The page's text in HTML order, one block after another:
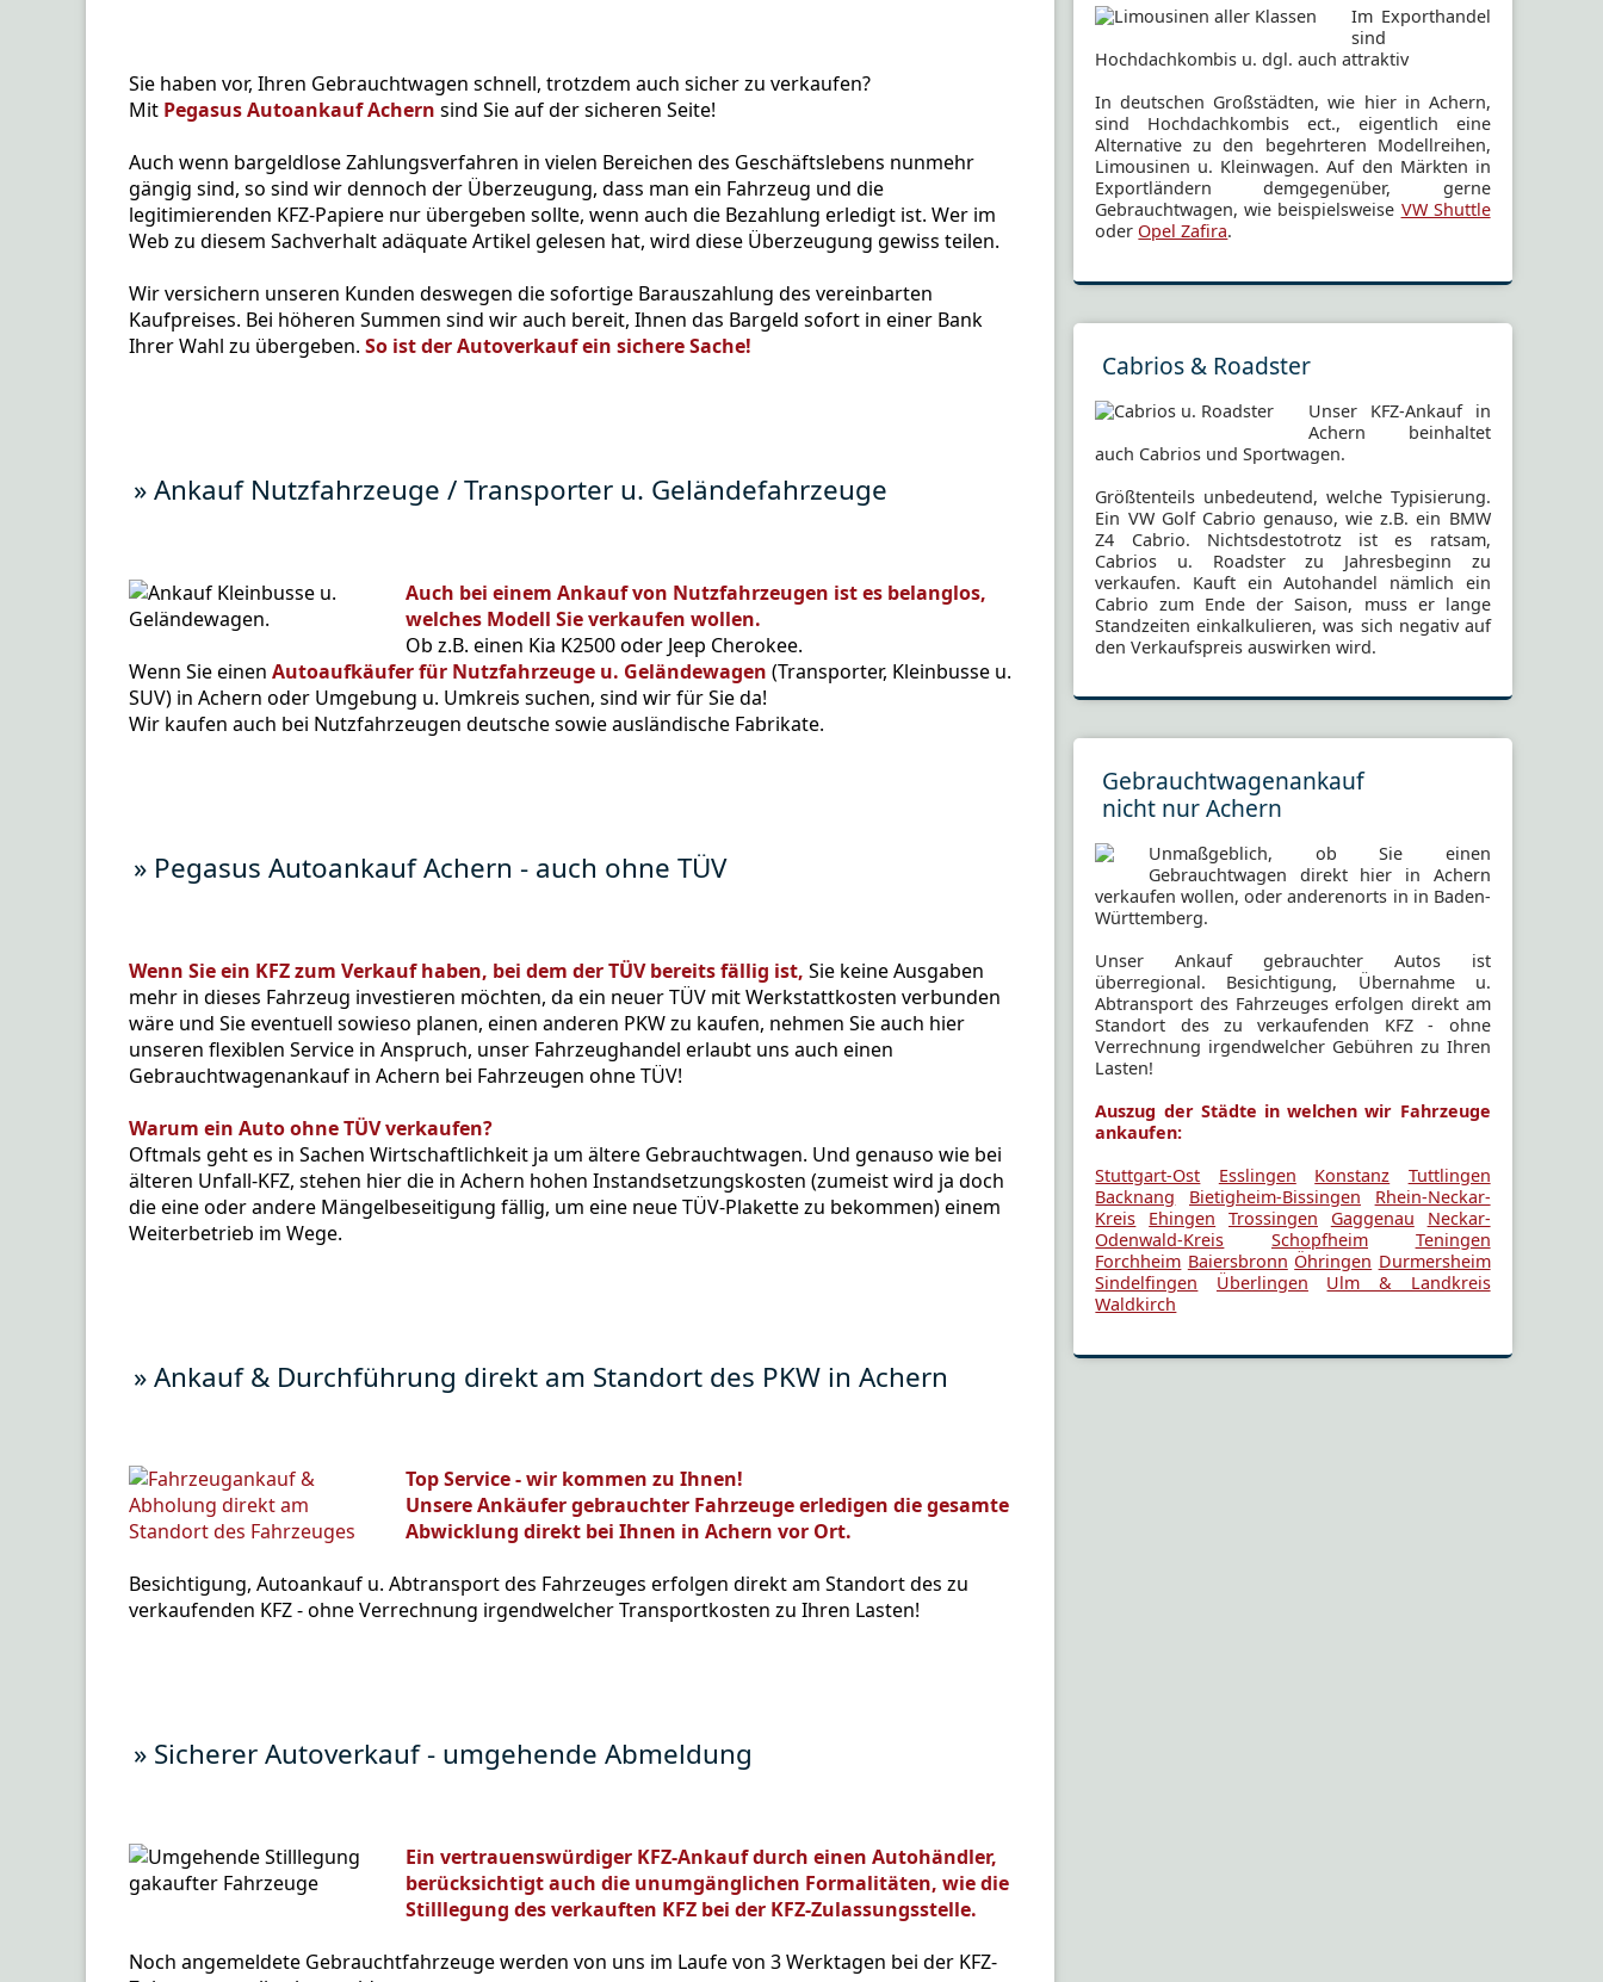
Sie haben vor, Ihren Gebrauchtwagen schnell, trotzdem auch sicher zu verkaufen?
Mit Pegasus Autoankauf Achern sind Sie auf der sicheren Seite!
Auch wenn bargeldlose Zahlungsverfahren in vielen Bereichen des Geschäftslebens nunmehr
gängig sind, so sind wir dennoch der Überzeugung, dass man ein Fahrzeug und die
legitimierenden KFZ-Papiere nur übergeben sollte, wenn auch die Bezahlung erledigt ist. Wer im
Web zu diesem Sachverhalt adäquate Artikel gelesen hat, wird diese Überzeugung gewiss teilen.
Wir versichern unseren Kunden deswegen die sofortige Barauszahlung des vereinbarten
Kaufpreises. Bei höheren Summen sind wir auch bereit, Ihnen das Bargeld sofort in einer Bank
Ihrer Wahl zu übergeben. So ist der Autoverkauf ein sichere Sache!
» Ankauf Nutzfahrzeuge / Transporter u. Geländefahrzeuge
Auch bei einem Ankauf von Nutzfahrzeugen ist es belanglos,
welches Modell Sie verkaufen wollen.
Ob z.B. einen Kia K2500 oder Jeep Cherokee.
Wenn Sie einen Autoaufkäufer für Nutzfahrzeuge u. Geländewagen (Transporter, Kleinbusse u.
SUV) in Achern oder Umgebung u. Umkreis suchen, sind wir für Sie da!
Wir kaufen auch bei Nutzfahrzeugen deutsche sowie ausländische Fabrikate.
» Pegasus Autoankauf Achern - auch ohne TÜV
Wenn Sie ein KFZ zum Verkauf haben, bei dem der TÜV bereits fällig ist, Sie keine Ausgaben
mehr in dieses Fahrzeug investieren möchten, da ein neuer TÜV mit Werkstattkosten verbunden
wäre und Sie eventuell sowieso planen, einen anderen PKW zu kaufen, nehmen Sie auch hier
unseren flexiblen Service in Anspruch, unser Fahrzeughandel erlaubt uns auch einen
Gebrauchtwagenankauf in Achern bei Fahrzeugen ohne TÜV!
Warum ein Auto ohne TÜV verkaufen?
Oftmals geht es in Sachen Wirtschaftlichkeit ja um ältere Gebrauchtwagen. Und genauso wie bei
älteren Unfall-KFZ, stehen hier die in Achern hohen Instandsetzungskosten (zumeist wird ja doch
die eine oder andere Mängelbeseitigung fällig, um eine neue TÜV-Plakette zu bekommen) einem
Weiterbetrieb im Wege.
» Ankauf & Durchführung direkt am Standort des PKW in Achern
Top Service - wir kommen zu Ihnen!
Unsere Ankäufer gebrauchter Fahrzeuge erledigen die gesamte
Abwicklung direkt bei Ihnen in Achern vor Ort.
Besichtigung, Autoankauf u. Abtransport des Fahrzeuges erfolgen direkt am Standort des zu
verkaufenden KFZ - ohne Verrechnung irgendwelcher Transportkosten zu Ihren Lasten!
» Sicherer Autoverkauf - umgehende Abmeldung
Ein vertrauenswürdiger KFZ-Ankauf durch einen Autohändler,
berücksichtigt auch die unumgänglichen Formalitäten, wie die
Stilllegung des verkauften KFZ bei der KFZ-Zulassungsstelle.
Noch angemeldete Gebrauchtfahrzeuge werden von uns im Laufe von 3 Werktagen bei der KFZ-
Im Exporthandel
sind
Hochdachkombis u. dgl. auch attraktiv
In deutschen Großstädten, wie hier in Achern,
sind Hochdachkombis ect., eigentlich eine
Alternative zu den begehrteren Modellreihen,
Limousinen u. Kleinwagen. Auf den Märkten in
Exportländern demgegenüber, gerne
Gebrauchtwagen, wie beispielsweise VW Shuttle
oder Opel Zafira.
Cabrios & Roadster
Unser KFZ-Ankauf in
Achern beinhaltet
auch Cabrios und Sportwagen.
Größtenteils unbedeutend, welche Typisierung.
Ein VW Golf Cabrio genauso, wie z.B. ein BMW
Z4 Cabrio. Nichtsdestotrotz ist es ratsam,
Cabrios u. Roadster zu Jahresbeginn zu
verkaufen. Kauft ein Autohandel nämlich ein
Cabrio zum Ende der Saison, muss er lange
Standzeiten einkalkulieren, was sich negativ auf
den Verkaufspreis auswirken wird.
Gebrauchtwagenankauf
nicht nur Achern
Unmaßgeblich, ob Sie einen
Gebrauchtwagen direkt hier in Achern
verkaufen wollen, oder anderenorts in in Baden-
Württemberg.
Unser Ankauf gebrauchter Autos ist
überregional. Besichtigung, Übernahme u.
Abtransport des Fahrzeuges erfolgen direkt am
Standort des zu verkaufenden KFZ - ohne
Verrechnung irgendwelcher Gebühren zu Ihren
Lasten!
Auszug der Städte in welchen wir Fahrzeuge
ankaufen:
Stuttgart-Ost
Esslingen Konstanz
Tuttlingen
Backnang
Bietigheim-Bissingen
Rhein-Neckar-
Kreis
Ehingen Trossingen Gaggenau
Neckar-
Odenwald-Kreis
Schopfheim
Teningen
Forchheim Baiersbronn Öhringen Durmersheim
Sindelfingen
Überlingen
Ulm & Landkreis
Waldkirch